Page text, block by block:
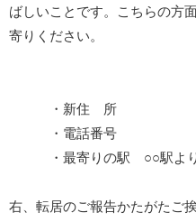
ばしいことです。こちらの方
寄りください。
・新住 所
・電話番号
・最寄りの駅 ○○駅よ
右、転居のご報告かたがたご